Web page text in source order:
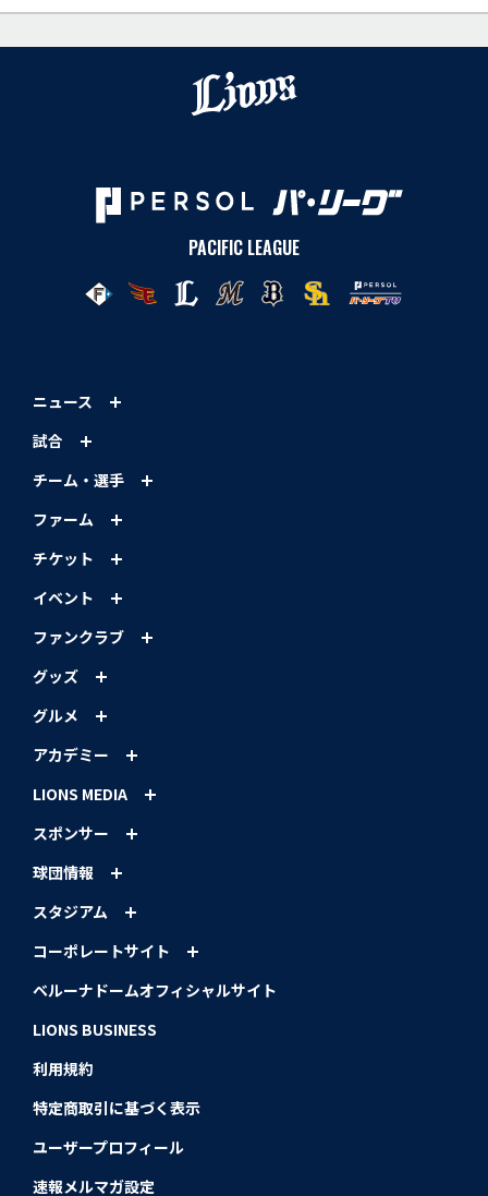
PACIFIC LEAGUE
ニュース
試合
チーム・選手
ファーム
チケット
イベント
ファンクラブ
グッズ
グルメ
アカデミー
LIONS MEDIA
スポンサー
球団情報
スタジアム
コーポレートサイト
ベルーナドームオフィシャルサイト
LIONS BUSINESS
利用規約
特定商取引に基づく表示
ユーザープロフィール
速報メルマガ設定